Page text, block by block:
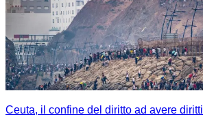
Ceuta, il confine del diritto ad avere diritti